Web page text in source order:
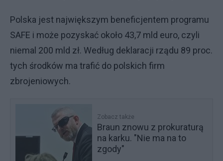
Polska jest największym beneficjentem programu
SAFE i może pozyskać około 43,7 mld euro, czyli
niemal 200 mld zł. Według deklaracji rządu 89 proc.
tych środków ma trafić do polskich firm
zbrojeniowych.
Zobacz także
Braun znowu z prokuraturą
na karku. "Nie ma na to
zgody"